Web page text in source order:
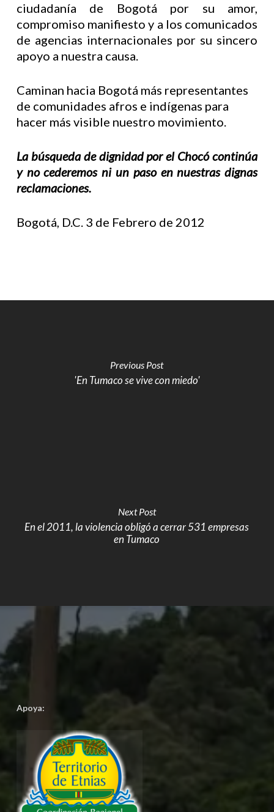
ciudadanía de Bogotá por su amor,
compromiso manifiesto y a los comunicados
de agencias internacionales por su sincero
apoyo a nuestra causa.
Caminan hacia Bogotá más representantes
de comunidades afros e indígenas para
hacer más visible nuestro movimiento.
La búsqueda de dignidad por el Chocó continúa
y no cederemos ni un paso en nuestras dignas
reclamaciones.
Bogotá, D.C. 3 de Febrero de 2012
Previous Post
'En Tumaco se vive con miedo'
Next Post
En el 2011, la violencia obligó a cerrar 531 empresas
en Tumaco
Apoya: